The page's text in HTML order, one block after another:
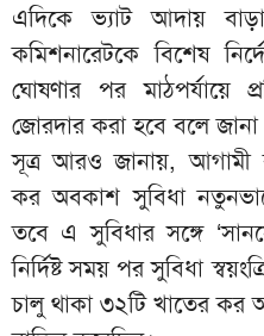
এদিকে ভ্যাট আদায়
কমিশনারেটকে বিশেষ
ঘোষণার পর মাঠপর্যায়ে
জোরদার করা হবে বলে জানা
সূত্র আরও জানায়, আগামী
কর অবকাশ সুবিধা
তবে এ সুবিধার সঙ্গে
নির্দিষ্ট সময় পর সুবিধা
চালু থাকা ৩২টি খাতের কর